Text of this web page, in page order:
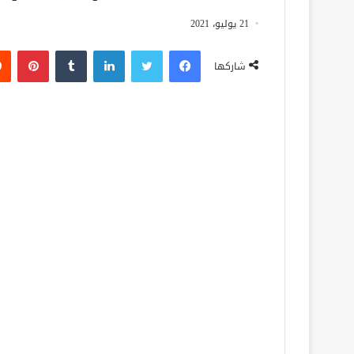
21 يوليو، 2021
شاركها
فيسبوك لينكدإن بينتيريست